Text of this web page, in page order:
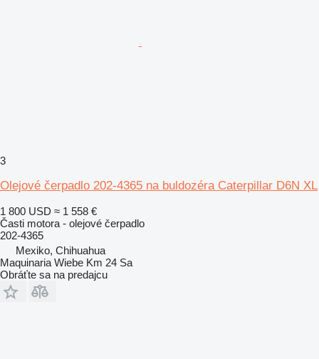
3
Olejové čerpadlo 202-4365 na buldozéra Caterpillar D6N XL
1 800 USD ≈ 1 558 €
Časti motora - olejové čerpadlo
202-4365
Mexiko, Chihuahua
Maquinaria Wiebe Km 24 Sa
Obráťte sa na predajcu